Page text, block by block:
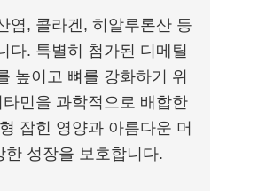
염, 콜라겐, 히알루론산 등
다. 특별히 첨가된 디메틸
높이고 뼈를 강화하기 위
민을 과학적으로 배합한
잡힌 영양과 아름다운 머
성장을 보호합니다.